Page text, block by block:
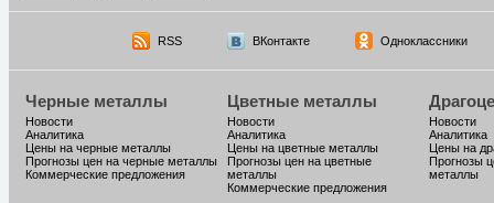
RSS ВКонтакте Одноклассники
Черные металлы
Новости
Аналитика
Цены на черные металлы
Прогнозы цен на черные металлы
Коммерческие предложения
Цветные металлы
Новости
Аналитика
Цены на цветные металлы
Прогнозы цен на цветные
металлы
Коммерческие предложения
Новости
Аналитика
Цены на
Прогнозы
металлы